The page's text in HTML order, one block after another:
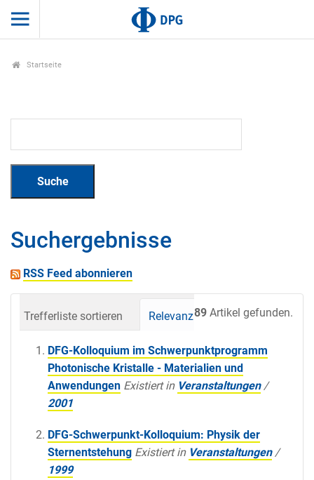
Startseite
Suchergebnisse
RSS Feed abonnieren
89 Artikel gefunden.
Trefferliste sortieren Relevanz Datum
DFG-Kolloquium im Schwerpunktprogramm
Photonische Kristalle - Materialien und
Anwendungen Existiert in Veranstaltungen /
2001
DFG-Schwerpunkt-Kolloquium: Physik der
Sternentstehung Existiert in Veranstaltungen /
1999